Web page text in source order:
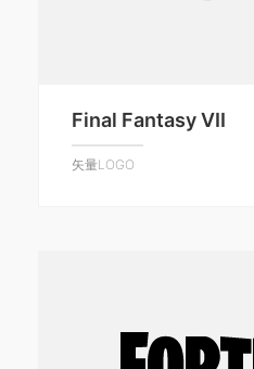
Final Fantasy VII
矢量LOGO